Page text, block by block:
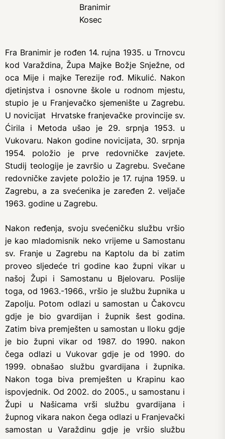
Branimir
Kosec
Fra Branimir je rođen 14. rujna 1935. u Trnovcu
kod Varaždina, Župa Majke Božje Snježne, od
oca Mije i majke Terezije rođ. Mikulić. Nakon
djetinjstva i osnovne škole u rodnom mjestu,
stupio je u Franjevačko sjemenište u Zagrebu.
U novicijat Hrvatske franjevačke provincije sv.
Ćirila i Metoda ušao je 29. srpnja 1953. u
Vukovaru. Nakon godine novicijata, 30. srpnja
1954. položio je prve redovničke zavjete.
Studij teologije je završio u Zagrebu. Svečane
redovničke zavjete položio je 17. rujna 1959. u
Zagrebu, a za svećenika je zaređen 2. veljače
1963. godine u Zagrebu.
Nakon ređenja, svoju svećeničku službu vršio
je kao mladomisnik neko vrijeme u Samostanu
sv. Franje u Zagrebu na Kaptolu da bi zatim
proveo sljedeće tri godine kao župni vikar u
našoj Župi i Samostanu u Bjelovaru. Poslije
toga, od 1963.-1966., vršio je službu župnika u
Zapolju. Potom odlazi u samostan u Čakovcu
gdje je bio gvardijan i župnik šest godina.
Zatim biva premješten u samostan u Iloku gdje
je bio župni vikar od 1987. do 1990. nakon
čega odlazi u Vukovar gdje je od 1990. do
1999. obnašao službu gvardijana i župnika.
Nakon toga biva premješten u Krapinu kao
ispovjednik. Od 2002. do 2005., u samostanu i
Župi u Našicama vrši službu gvardijana i
župnog vikara nakon čega odlazi u Franjevački
samostan u Varaždinu gdje je vršio službu